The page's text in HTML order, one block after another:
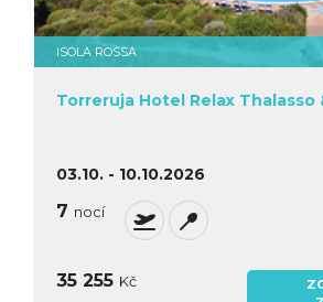
ISOLA ROSSA
Torreruja Hotel Relax Thalasso
03.10. - 10.10.2026
7 nocí
35 255 Kč